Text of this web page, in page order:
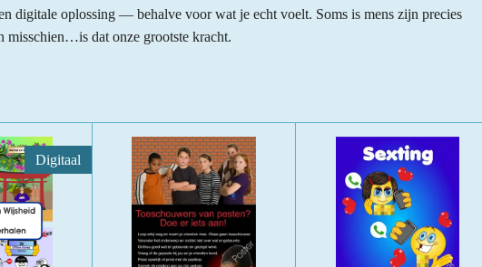
digitale oplossing — behalve voor wat je echt voelt. Soms is mens zijn precies
misschien…is dat onze grootste kracht.
Digitaal